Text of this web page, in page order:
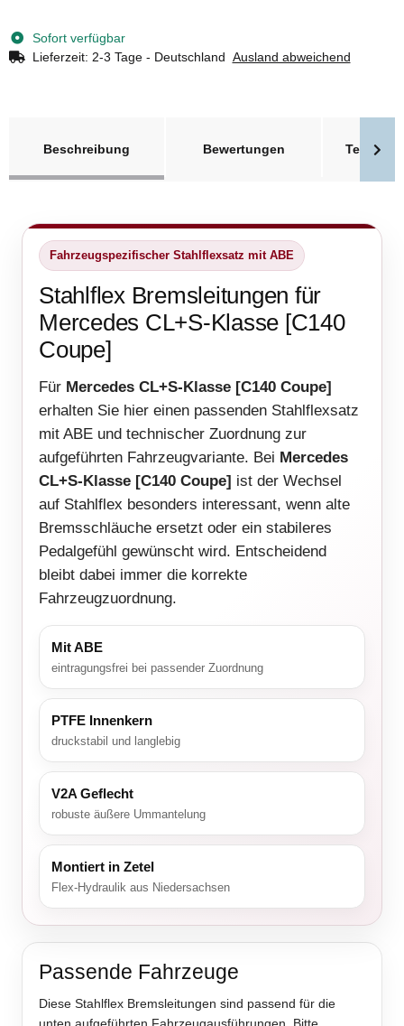
Sofort verfügbar
Lieferzeit: 2-3 Tage - Deutschland Ausland abweichend
Beschreibung
Bewertungen
Fahrzeugspezifischer Stahlflexsatz mit ABE
Stahlflex Bremsleitungen für
Mercedes CL+S-Klasse [C140
Coupe]
Für Mercedes CL+S-Klasse [C140 Coupe]
erhalten Sie hier einen passenden Stahlflexsatz
mit ABE und technischer Zuordnung zur
aufgeführten Fahrzeugvariante. Bei Mercedes
CL+S-Klasse [C140 Coupe] ist der Wechsel
auf Stahlflex besonders interessant, wenn alte
Bremsschläuche ersetzt oder ein stabileres
Pedalgefühl gewünscht wird. Entscheidend
bleibt dabei immer die korrekte
Fahrzeugzuordnung.
Mit ABE
eintragungsfrei bei passender Zuordnung
PTFE Innenkern
druckstabil und langlebig
V2A Geflecht
robuste äußere Ummantelung
Montiert in Zetel
Flex-Hydraulik aus Niedersachsen
Passende Fahrzeuge
Diese Stahlflex Bremsleitungen sind passend für die